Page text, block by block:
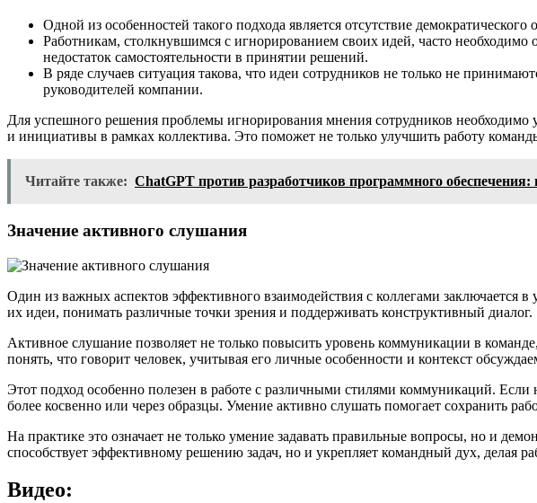
Одной из особенностей такого подхода является отсутствие
Работникам, столкнувшимся с игнорированием своих идей, часто
недостаток самостоятельности в принятии решений.
В ряде случаев ситуация такова, что идеи сотрудников не только не
руководителей компании.
Для успешного решения проблемы игнорирования мнения сотрудников необходимо
и инициативы в рамках коллектива. Это поможет не только улучшить работу
Читайте также: ChatGPT против разработчиков программного
Значение активного слушания
Один из важных аспектов эффективного взаимодействия с коллегами заключается
их идеи, понимать различные точки зрения и поддерживать конструктивный диалог.
Активное слушание позволяет не только повысить уровень коммуникации в
понять, что говорит человек, учитывая его личные особенности и контекст
Этот подход особенно полезен в работе с различными стилями коммуникаций.
более косвенно или через образцы. Умение активно слушать помогает сохранить
На практике это означает не только умение задавать правильные вопросы, но и
способствует эффективному решению задач, но и укрепляет командный дух, делая
Видео: